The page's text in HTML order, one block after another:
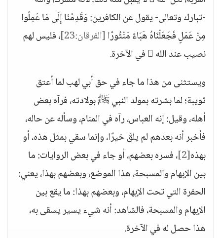
-تبارك وتعالى- يقول عن الكافرين: وَقَدِمْنَا إِلَى مَا عَمِلُوا
مِنْ عَمَلٍ فَجَعَلْنَاهُ هَبَاءً مَنْثُورًا[الفرقان:23]
، فليس لهم
نصيب عند الله  في الآخرة.
ويستثنى من هذا ما جاء في حق أبي لهب لما أعتق
ثويبة؛ لما بشرته بمولد النبي ﷺ بولادته، فرآه بعض
أهله، وقيل: إنه العباس، رآه في المنام، وسأله عن حاله،
فأخبر أنه بعدهم لم يلقَ خيرًا، وإنما سقي بمثل هذه، أو
بهذه[2] ، فسره بعضهم، أو جاء في بعض الروايات: ما
بين الإبهام والمسبحة، هذا الموضع، وبعضهم بهذا، يعني:
الحفرة التي تحت الإبهام، وبعضهم بهذا: ما يقع بين
الإبهام والمسبحة، فالشاهد: أنه شيء يسير يسقى به،
هذا حصل له في الآخرة.